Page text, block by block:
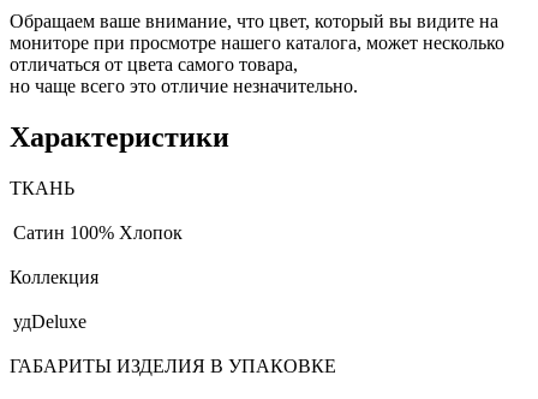
Обращаем ваше внимание, что цвет, который вы видите на
мониторе при просмотре нашего каталога, может несколько
отличаться от цвета самого товара,
но чаще всего это отличие незначительно.
Характеристики
ТКАНЬ
Сатин 100% Хлопок
Коллекция
удDeluxe
ГАБАРИТЫ ИЗДЕЛИЯ В УПАКОВКЕ